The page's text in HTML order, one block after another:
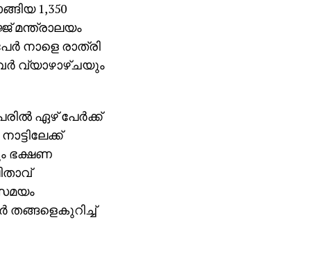
1,350
മന്ത്രാലയം
നാളെ രാത്രി
വ്യാഴാഴ്ചയും
ഏഴ് പേര്‍ക്ക്
ഭക്ഷണ
തങ്ങളെകുറിച്ച്